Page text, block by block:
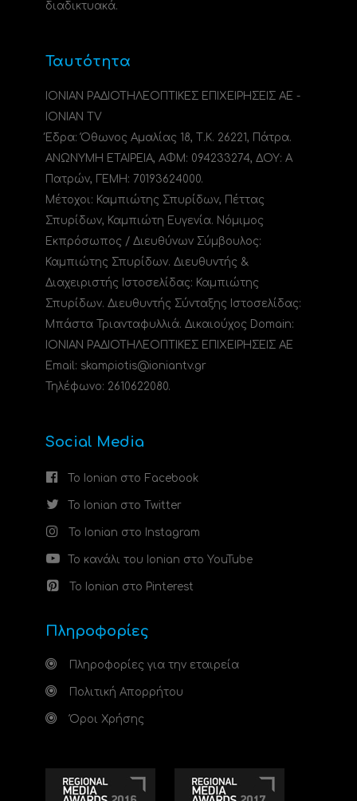
διαδικτυακά.
Ταυτότητα
ΙΟΝΙΑΝ ΡΑΔΙΟΤΗΛΕΟΠΤΙΚΕΣ ΕΠΙΧΕΙΡΗΣΕΙΣ ΑΕ -
IONIAN TV
Έδρα: Όθωνος Αμαλίας 18, Τ.Κ. 26221, Πάτρα.
ΑΝΩΝΥΜΗ ΕΤΑΙΡΕΙΑ, ΑΦΜ: 094233274, ΔΟΥ: A
Πατρών, ΓΕΜΗ: 70193624000.
Μέτοχοι: Καμπιώτης Σπυρίδων, Πέττας
Σπυρίδων, Καμπιώτη Ευγενία. Νόμιμος
Εκπρόσωπος / Διευθύνων Σύμβουλος:
Καμπιώτης Σπυρίδων. Διευθυντής &
Διαχειριστής Ιστοσελίδας: Καμπιώτης
Σπυρίδων. Διευθυντής Σύνταξης Ιστοσελίδας:
Μπάστα Τριανταφυλλιά. Δικαιούχος Domain:
ΙΟΝΙΑΝ ΡΑΔΙΟΤΗΛΕΟΠΤΙΚΕΣ ΕΠΙΧΕΙΡΗΣΕΙΣ ΑΕ
Email: skampiotis@ioniantv.gr
Τηλέφωνο: 2610622080.
Social Media
Το Ionian στο Facebook
Το Ionian στο Twitter
Το Ionian στο Instagram
Το κανάλι του Ionian στο YouTube
Το Ionian στο Pinterest
Πληροφορίες
Πληροφορίες για την εταιρεία
Πολιτική Απορρήτου
Όροι Χρήσης